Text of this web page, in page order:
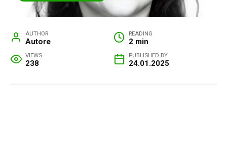
AUTHOR
Autore
READING
2 min
VIEWS
238
PUBLISHED BY
24.01.2025